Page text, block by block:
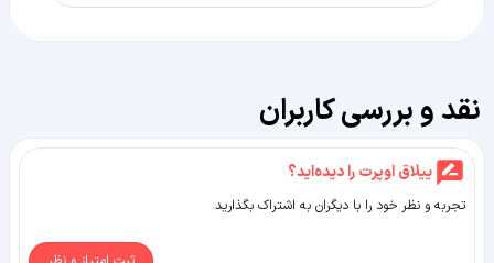
نقد و بررسی کاربران
ییلاق اوپرت را دیده‌اید؟
تجربه و نظر خود را با دیگران به اشتراک بگذارید